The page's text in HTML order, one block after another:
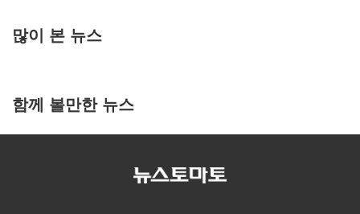
많이 본 뉴스
함께 볼만한 뉴스